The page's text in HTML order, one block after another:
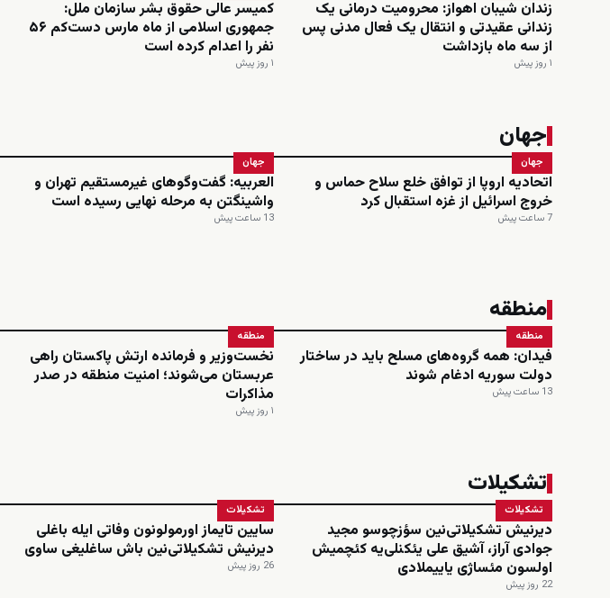
زندان شیبان اهواز: محرومیت درمانی یک
زندانی عقیدتی و انتقال یک فعال مدنی پس
از سه ماه بازداشت
۱ روز پیش
کمیسر عالی حقوق بشر سازمان ملل:
جمهوری اسلامی از ماه مارس دست‌کم ۵۶
نفر را اعدام کرده است
۱ روز پیش
جهان
جهان
اتحادیه اروپا از توافق خلع سلاح حماس و
خروج اسرائیل از غزه استقبال کرد
7 ساعت پیش
جهان
العربیه: گفت‌وگوهای غیرمستقیم تهران و
واشینگتن به مرحله نهایی رسیده است
13 ساعت پیش
منطقه
منطقه
فیدان: همه گروه‌های مسلح باید در ساختار
دولت سوریه ادغام شوند
13 ساعت پیش
منطقه
نخست‌وزیر و فرمانده ارتش پاکستان راهی
عربستان می‌شوند؛ امنیت منطقه در صدر
مذاکرات
۱ روز پیش
تشکیلات
تشکیلات
دیرنیش تشکیلاتی‌نین سؤزچوسو مجید
جوادی آراز، آشیق علی یئکنلی‌یه کئچمیش
اولسون مئساژی یاییملادی
22 روز پیش
تشکیلات
سایین تایماز اورمولونون وفاتی ایله باغلی
دیرنیش تشکیلاتی‌نین باش ساغلیغی ساوی
26 روز پیش